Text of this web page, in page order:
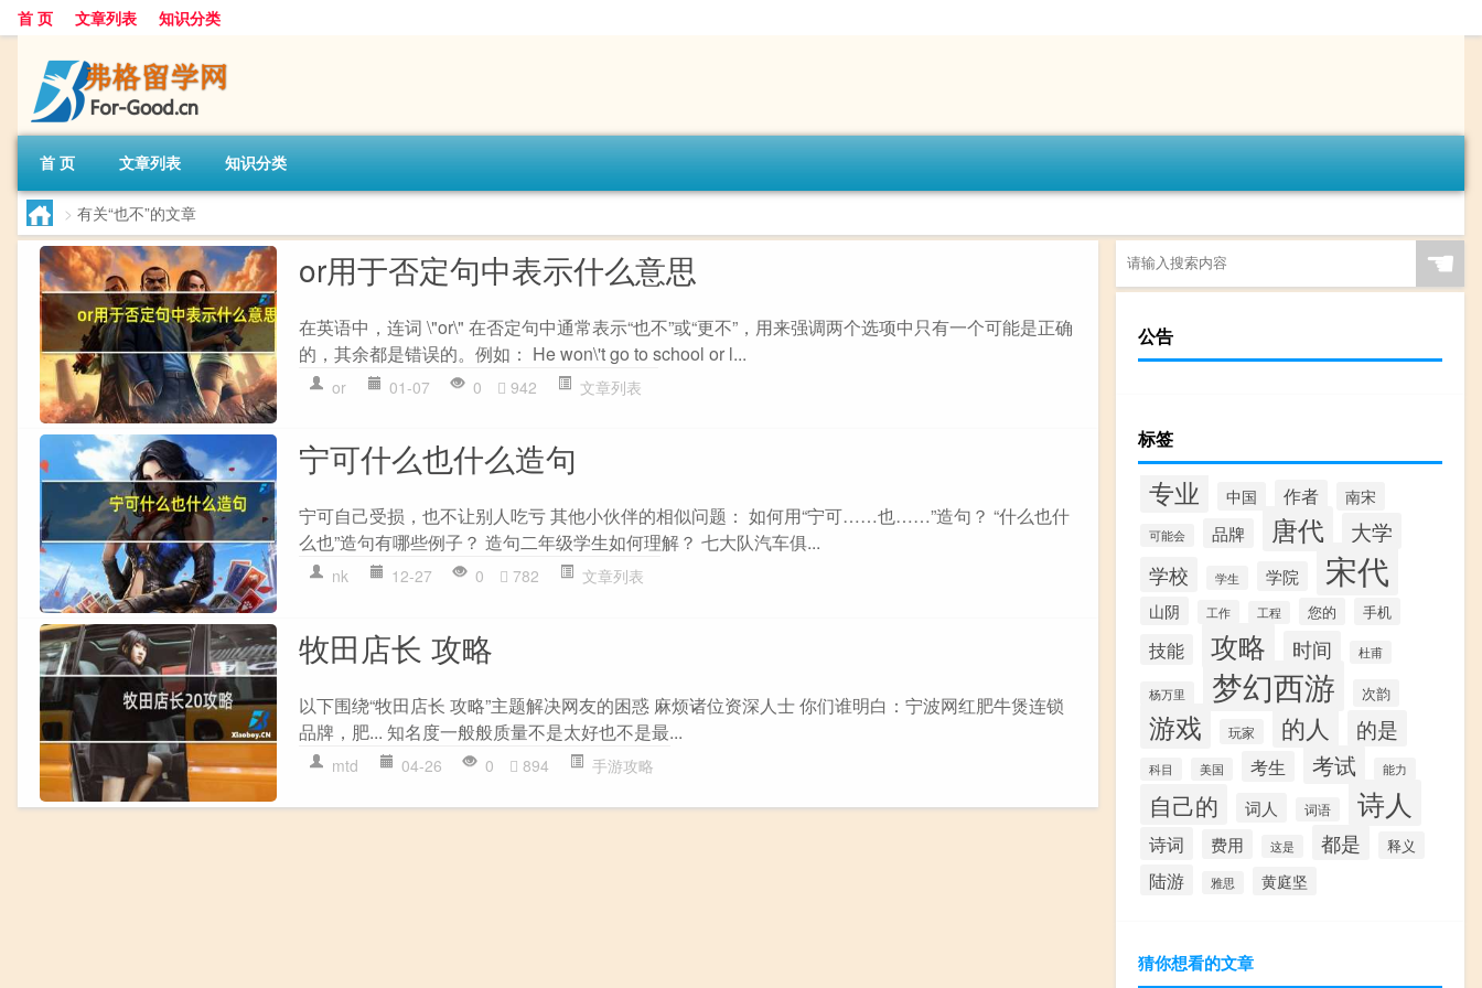
首 页 文章列表 知识分类
首 页 文章列表 知识分类
> 有关“也不”的文章
or用于否定句中表示什么意思
在英语中，连词 \"or\" 在否定句中通常表示“也不”或“更不”，用来强调两个选项中只有一个可能是正确
的，其余都是错误的。例如： He won\'t go to school or l...
or 01-07 0 942 文章列表
宁可什么也什么造句
宁可自己受损，也不让别人吃亏 其他小伙伴的相似问题： 如何用“宁可……也……”造句？ “什么也什
么也”造句有哪些例子？ 造句二年级学生如何理解？ 七大队汽车俱...
nk 12-27 0 782 文章列表
牧田店长 攻略
以下围绕“牧田店长 攻略”主题解决网友的困惑 麻烦诸位资深人士 你们谁明白：宁波网红肥牛煲连锁
品牌，肥... 知名度一般般质量不是太好也不是最...
mtd 04-26 0 894 手游攻略
☚
公告
标签
专业 中国 作者 南宋
可能会 品牌 唐代 大学
学校 学生 学院 宋代
山阴 工作 工程 您的 手机
技能 攻略 时间 杜甫
杨万里 梦幻西游 次韵
游戏 玩家 的人 的是
科目 美国 考生 考试 能力
自己的 词人 词语 诗人
诗词 费用 这是 都是 释义
陆游 雅思 黄庭坚
猜你想看的文章